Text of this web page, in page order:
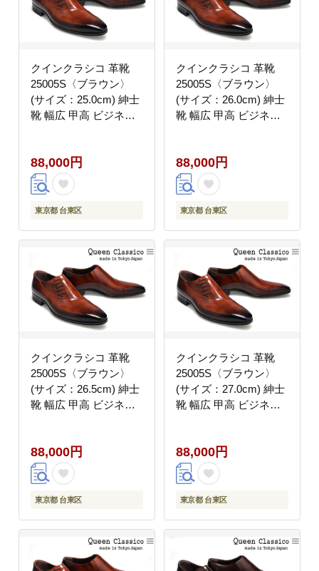
クインクラシコ 革靴
25005S〈ブラウン〉
(サイズ：25.0cm) 紳士
靴 幅広 甲高 ビジネス
ポン 牛革
88,000円
東京都 台東区
クインクラシコ 革靴
25005S〈ブラウン〉
(サイズ：26.0cm) 紳士
靴 幅広 甲高 ビジネス
ポン 牛革
88,000円
東京都 台東区
クインクラシコ 革靴
25005S〈ブラウン〉
(サイズ：26.5cm) 紳士
靴 幅広 甲高 ビジネス
ポン 牛革
88,000円
東京都 台東区
クインクラシコ 革靴
25005S〈ブラウン〉
(サイズ：27.0cm) 紳士
靴 幅広 甲高 ビジネス
ポン 牛革
88,000円
東京都 台東区